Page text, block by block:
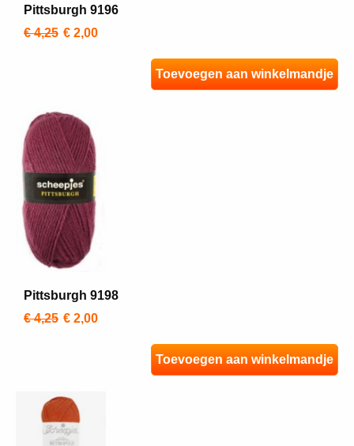
Pittsburgh 9196
€ 4,25 € 2,00
Toevoegen aan winkelmandje
Pittsburgh 9198
€ 4,25 € 2,00
Toevoegen aan winkelmandje